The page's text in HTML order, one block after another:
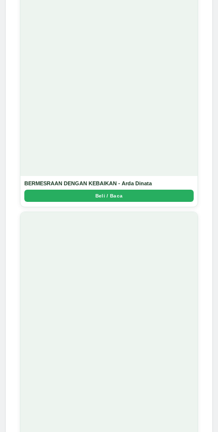
BERMESRAAN DENGAN KEBAIKAN - Arda Dinata
Beli / Baca